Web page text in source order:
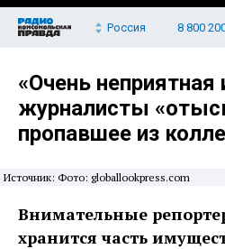
Россия 8 800
«Очень неприятная
журналисты
пропавшее из
Источник: Фото: globallookpress.com
Внимательные
хранится часть